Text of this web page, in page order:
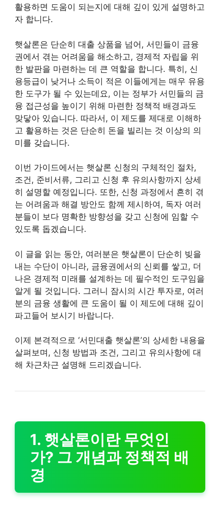
활용하면 도움이 되는지에 대해 깊이 있게 설명하고
자 합니다.
햇살론은 단순히 대출 상품을 넘어, 서민들이 금융
권에서 겪는 어려움을 해소하고, 경제적 자립을 위
한 발판을 마련하는 데 큰 역할을 합니다. 특히, 신
용등급이 낮거나 소득이 적은 이들에게는 매우 유용
한 도구가 될 수 있는데요, 이는 정부가 서민들의 금
융 접근성을 높이기 위해 마련한 정책적 배경과도
맞닿아 있습니다. 따라서, 이 제도를 제대로 이해하
고 활용하는 것은 단순히 돈을 빌리는 것 이상의 의
미를 갖습니다.
이번 가이드에서는 햇살론 신청의 구체적인 절차,
조건, 준비서류, 그리고 신청 후 유의사항까지 상세
히 설명할 예정입니다. 또한, 신청 과정에서 흔히 겪
는 어려움과 해결 방안도 함께 제시하여, 독자 여러
분들이 보다 명확한 방향성을 갖고 신청에 임할 수
있도록 돕겠습니다.
이 글을 읽는 동안, 여러분은 햇살론이 단순히 빚을
내는 수단이 아니라, 금융권에서의 신뢰를 쌓고, 더
나은 경제적 미래를 설계하는 데 필수적인 도구임을
알게 될 것입니다. 그러니 잠시의 시간 투자로, 여러
분의 금융 생활에 큰 도움이 될 이 제도에 대해 깊이
파고들어 보시기 바랍니다.
이제 본격적으로 ‘서민대출 햇살론’의 상세한 내용을
살펴보며, 신청 방법과 조건, 그리고 유의사항에 대
해 차근차근 설명해 드리겠습니다.
1. 햇살론이란 무엇인
가? 그 개념과 정책적 배
경